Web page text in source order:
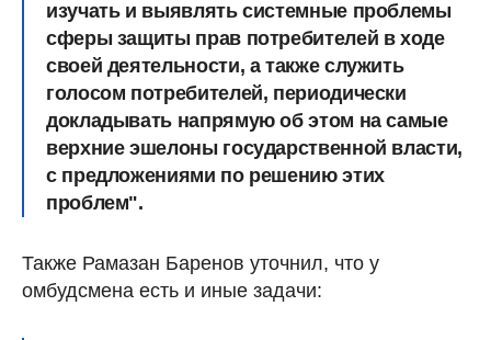
изучать и выявлять системные проблемы
сферы защиты прав потребителей в ходе
своей деятельности, а также служить
голосом потребителей, периодически
докладывать напрямую об этом на самые
верхние эшелоны государственной власти,
с предложениями по решению этих
проблем".
Также Рамазан Баренов уточнил, что у
омбудсмена есть и иные задачи: